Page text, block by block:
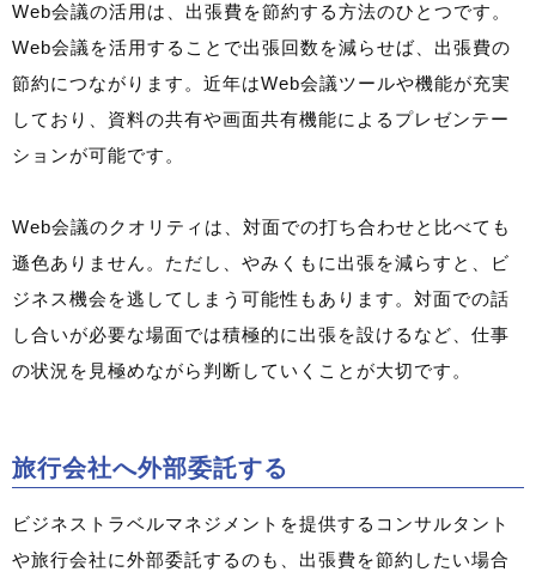
Web会議の活用は、出張費を節約する方法のひとつです。
Web会議を活用することで出張回数を減らせば、出張費の
節約につながります。近年はWeb会議ツールや機能が充実
しており、資料の共有や画面共有機能によるプレゼンテー
ションが可能です。
Web会議のクオリティは、対面での打ち合わせと比べても
遜色ありません。ただし、やみくもに出張を減らすと、ビ
ジネス機会を逃してしまう可能性もあります。対面での話
し合いが必要な場面では積極的に出張を設けるなど、仕事
の状況を見極めながら判断していくことが大切です。
旅行会社へ外部委託する
ビジネストラベルマネジメントを提供するコンサルタント
や旅行会社に外部委託するのも、出張費を節約したい場合